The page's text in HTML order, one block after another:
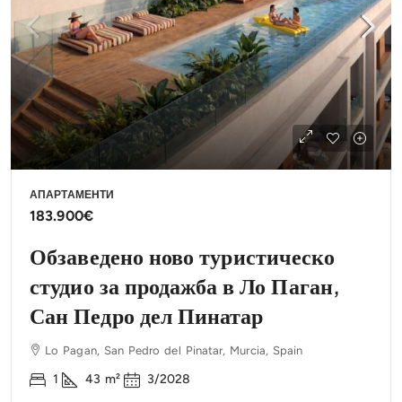
АПАРТАМЕНТИ
183.900€
Обзаведено ново туристическо
студио за продажба в Ло Паган,
Сан Педро дел Пинатар
Lo Pagan, San Pedro del Pinatar, Murcia, Spain
1 43 m² 3/2028